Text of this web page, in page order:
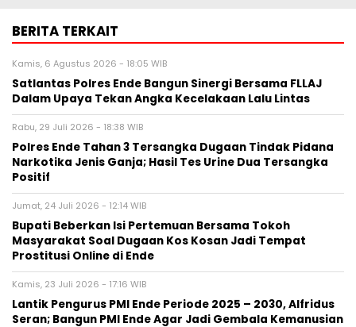
BERITA TERKAIT
Kamis, 6 Agustus 2026 - 18:05 WIB
Satlantas Polres Ende Bangun Sinergi Bersama FLLAJ
Dalam Upaya Tekan Angka Kecelakaan Lalu Lintas
Rabu, 29 Juli 2026 - 18:38 WIB
Polres Ende Tahan 3 Tersangka Dugaan Tindak Pidana
Narkotika Jenis Ganja; Hasil Tes Urine Dua Tersangka
Positif
Jumat, 24 Juli 2026 - 12:14 WIB
Bupati Beberkan Isi Pertemuan Bersama Tokoh
Masyarakat Soal Dugaan Kos Kosan Jadi Tempat
Prostitusi Online di Ende
Kamis, 23 Juli 2026 - 17:16 WIB
Lantik Pengurus PMI Ende Periode 2025 – 2030, Alfridus
Seran; Bangun PMI Ende Agar Jadi Gembala Kemanusian